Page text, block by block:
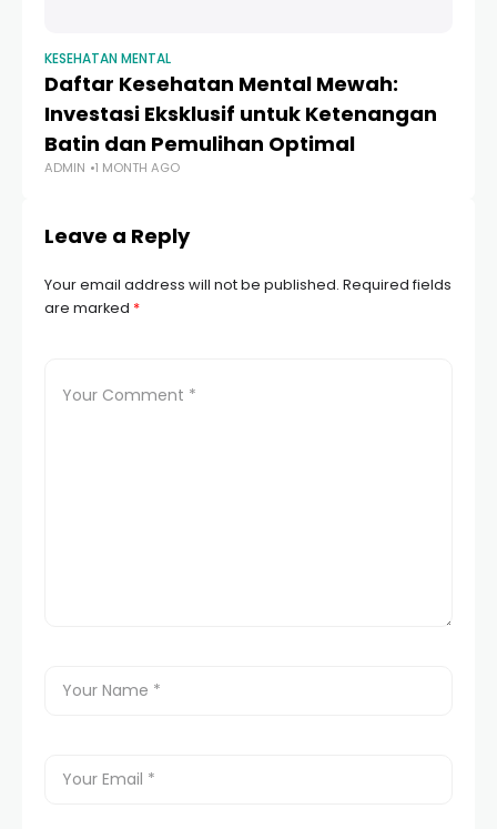
KESEHATAN MENTAL
Daftar Kesehatan Mental Mewah:
Investasi Eksklusif untuk Ketenangan
Batin dan Pemulihan Optimal
ADMIN 1 MONTH AGO
Leave a Reply
Your email address will not be published. Required fields
are marked *